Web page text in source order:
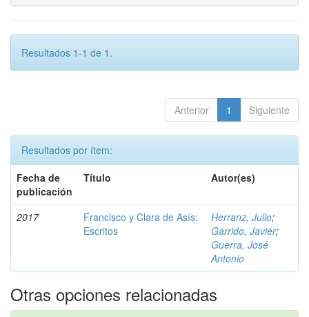
Resultados 1-1 de 1.
Anterior 1 Siguiente
Resultados por ítem:
Fecha de
publicación
Título Autor(es)
2017
Francisco y Clara de Asís:
Escritos
Herranz, Julio;
Garrido, Javier;
Guerra, José
Antonio
Otras opciones relacionadas